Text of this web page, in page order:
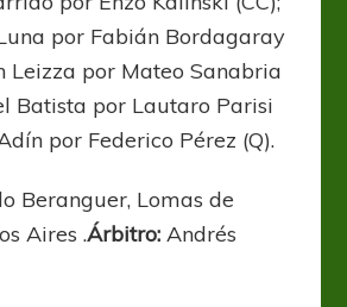
por Fabián Bordagaray
Leizza por Mateo Sanabria
Batista por Lautaro Parisi
por Federico Pérez (Q).
Beranguer, Lomas de
Aires .Árbitro: Andrés